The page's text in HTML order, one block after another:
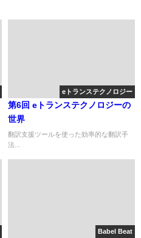
eトランステクノロジー
第6回 eトランステクノロジーの
世界
翻訳支援ツールを使った効率的な翻訳手
法...
Babel Beat